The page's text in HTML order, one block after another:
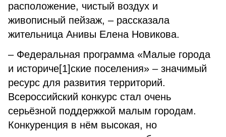
расположение, чистый воздух и
живописный пейзаж, – рассказала
жительница Анивы Елена Новикова.
– Федеральная программа «Малые города
и историче[1]ские поселения» – значимый
ресурс для развития территорий.
Всероссийский конкурс стал очень
серьёзной поддержкой малым городам.
Конкуренция в нём высокая, но